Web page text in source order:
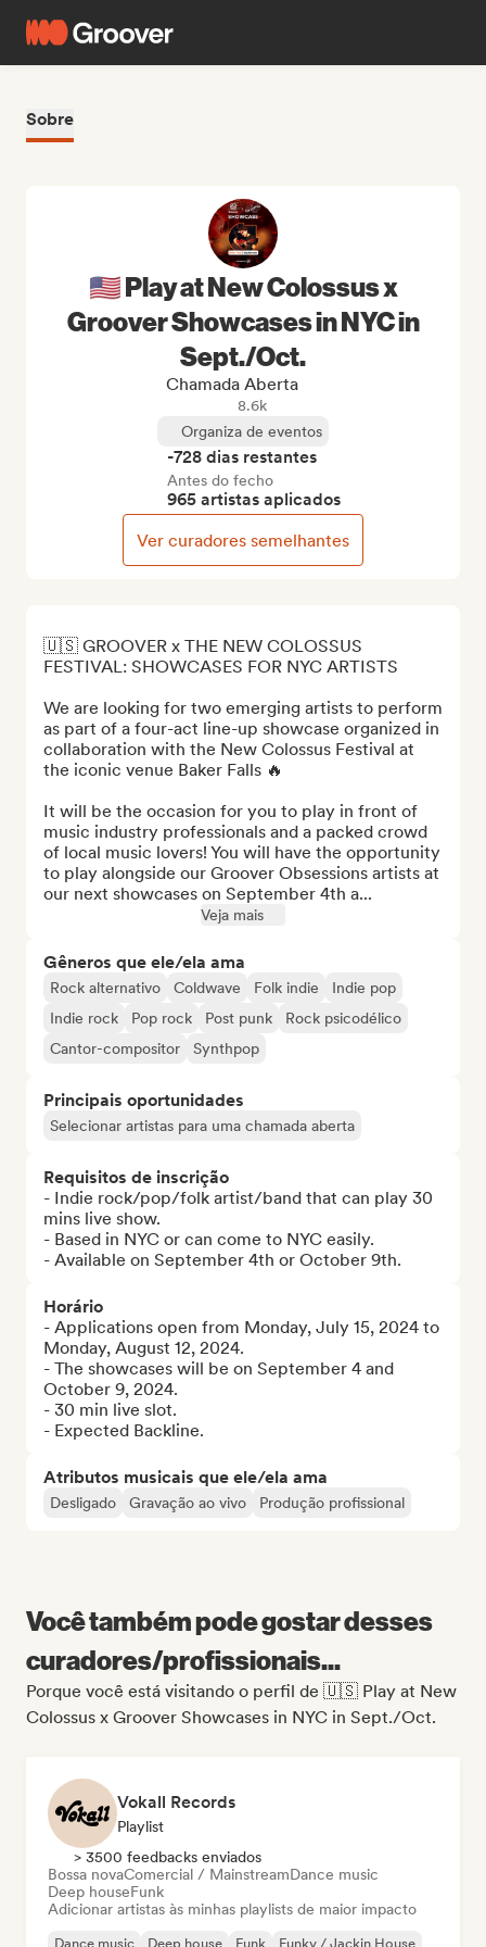
Sobre
🇺🇸 GROOVER x THE NEW COLOSSUS
FESTIVAL: SHOWCASES FOR NYC ARTISTS
We are looking for two emerging artists to perform
as part of a four-act line-up showcase organized in
collaboration with the New Colossus Festival at
the iconic venue Baker Falls 🔥
It will be the occasion for you to play in front of
music industry professionals and a packed crowd
of local music lovers! You will have the opportunity
to play alongside our Groover Obsessions artists at
our next showcases on September 4th a...
Veja mais
Gêneros que ele/ela ama
Rock alternativo Coldwave Folk indie
Indie pop
Indie rock
Pop rock Post punk
Rock psicodélico
Cantor-compositor
Synthpop
Principais oportunidades
Selecionar artistas para uma chamada aberta
Requisitos de inscrição
- Indie rock/pop/folk artist/band that can play 30
mins live show.
- Based in NYC or can come to NYC easily.
- Available on September 4th or October 9th.
Horário
- Applications open from Monday, July 15, 2024 to
Monday, August 12, 2024.
- The showcases will be on September 4 and
October 9, 2024.
- 30 min live slot.
- Expected Backline.
Atributos musicais que ele/ela ama
Desligado Gravação ao vivo Produção profissional
🇺🇸 Play at New Colossus x
Groover Showcases in NYC in
Sept./Oct.
Chamada Aberta
8.6k
Organiza de eventos
-728 dias restantes
Antes do fecho
965 artistas aplicados
Ver curadores semelhantes
Você também pode gostar desses
curadores/profissionais...
Porque você está visitando o perfil de 🇺🇸 Play at New
Colossus x Groover Showcases in NYC in Sept./Oct.
Vokall Records
Playlist
> 3500 feedbacks enviados
Bossa novaComercial / MainstreamDance music
Deep houseFunk
Adicionar artistas às minhas playlists de maior impacto
Dance music Deep house Funk Funky / Jackin House